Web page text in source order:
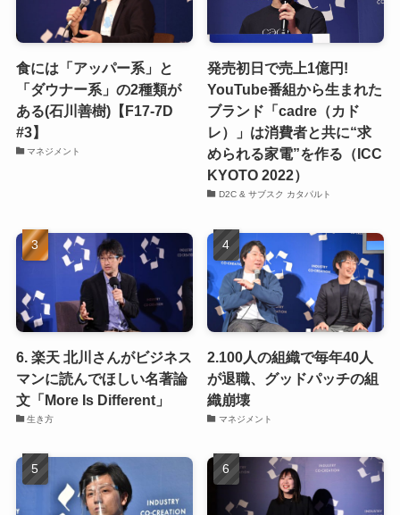
食には「アッパー系」と
「ダウナー系」の2種類が
ある(石川善樹)【F17-7D
#3】
マネジメント
発売初日で売上1億円!
YouTube番組から生まれた
ブランド「cadre（カド
レ）」は消費者と共に“求
められる家電”を作る（ICC
KYOTO 2022）
D2C & サブスク カタパルト
6. 楽天 北川さんがビジネス
マンに読んでほしい名著論
文「More Is Different」
生き方
2.100人の組織で毎年40人
が退職、グッドパッチの組
織崩壊
マネジメント